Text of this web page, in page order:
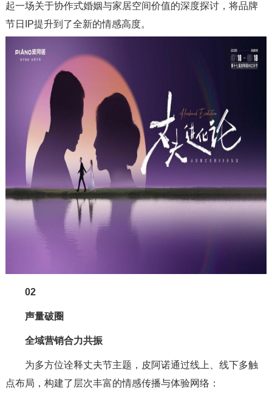
起一场关于协作式婚姻与家居空间价值的深度探讨，将品牌
节日IP提升到了全新的情感高度。
02
声量破圈
全域营销合力共振
为多方位诠释丈夫节主题，皮阿诺通过线上、线下多触
点布局，构建了层次丰富的情感传播与体验网络：